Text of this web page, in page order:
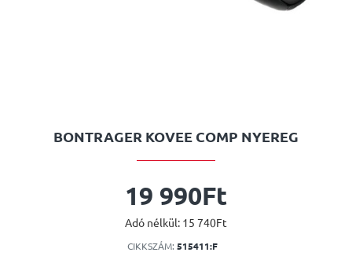
BONTRAGER KOVEE COMP NYEREG
19 990Ft
Adó nélkül: 15 740Ft
CIKKSZÁM: 515411:F